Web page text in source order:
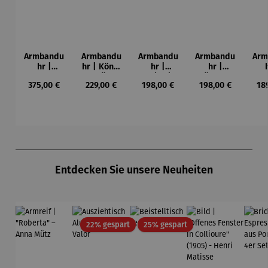
Armbandu
hr |
ph –
Regulärer Preis:
375,00 €
Armbandu
hr | König
-
Regulärer Preis:
229,00 €
Armbandu
hr |
einem
Regulärer Preis:
198,00 €
Armbandu
hr |
Mondrian
Regulärer Preis:
198,00 €
Entdecken Sie unsere Neuheiten
22% gespartRabatt25% gespartRabatt